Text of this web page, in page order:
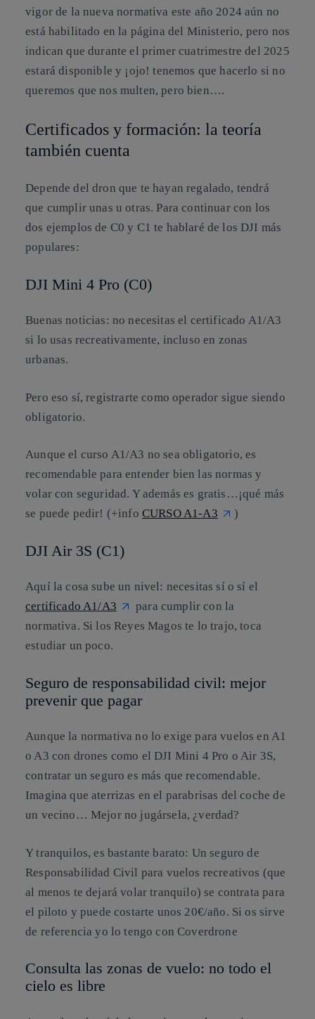
vigor de la nueva normativa este año 2024 aún no
está habilitado en la página del Ministerio, pero nos
indican que durante el primer cuatrimestre del 2025
estará disponible y ¡ojo! tenemos que hacerlo si no
queremos que nos multen, pero bien….
Certificados y formación: la teoría
también cuenta
Depende del dron que te hayan regalado, tendrá
que cumplir unas u otras. Para continuar con los
dos ejemplos de C0 y C1 te hablaré de los DJI más
populares:
DJI Mini 4 Pro (C0)
Buenas noticias: no necesitas el certificado A1/A3
si lo usas recreativamente, incluso en zonas
urbanas.
Pero eso sí, registrarte como operador sigue siendo
obligatorio.
Aunque el curso A1/A3 no sea obligatorio, es
recomendable para entender bien las normas y
volar con seguridad. Y además es gratis…¡qué más
se puede pedir! (+info CURSO A1-A3 )
DJI Air 3S (C1)
Aquí la cosa sube un nivel: necesitas sí o sí el
certificado A1/A3
para cumplir con la
normativa. Si los Reyes Magos te lo trajo, toca
estudiar un poco.
Seguro de responsabilidad civil: mejor
prevenir que pagar
Aunque la normativa no lo exige para vuelos en A1
o A3 con drones como el DJI Mini 4 Pro o Air 3S,
contratar un seguro es más que recomendable.
Imagina que aterrizas en el parabrisas del coche de
un vecino… Mejor no jugársela, ¿verdad?
Y tranquilos, es bastante barato: Un seguro de
Responsabilidad Civil para vuelos recreativos (que
al menos te dejará volar tranquilo) se contrata para
el piloto y puede costarte unos 20€/año. Si os sirve
de referencia yo lo tengo con Coverdrone
Consulta las zonas de vuelo: no todo el
cielo es libre